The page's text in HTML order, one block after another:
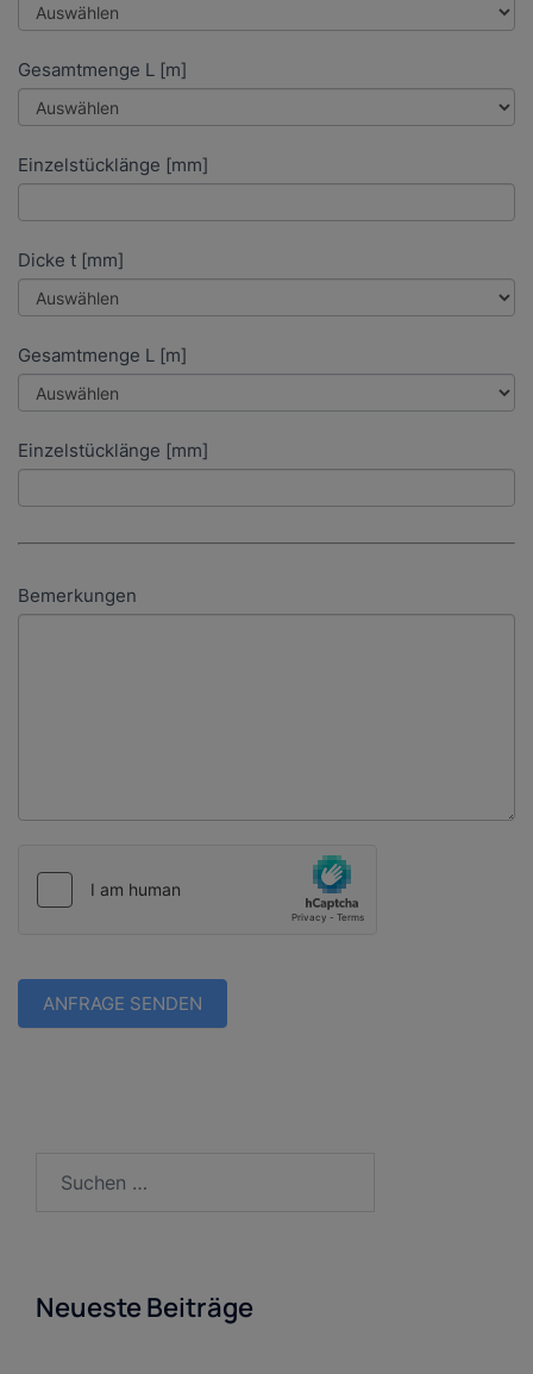
Gesamtmenge L [m]
Einzelstücklänge [mm]
Dicke t [mm]
Gesamtmenge L [m]
Einzelstücklänge [mm]
Bemerkungen
ANFRAGE SENDEN
Neueste Beiträge